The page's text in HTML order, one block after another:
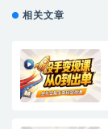
相关文章